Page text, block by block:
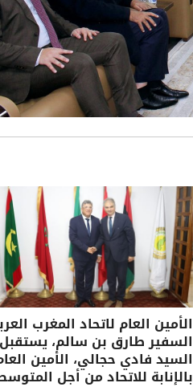
الأمين العام لاتحاد المغرب
السفير طارق بن سالم، يستقبل
السيد فادي حجالي، الأمين
بالإنابة للاتحاد من أجل